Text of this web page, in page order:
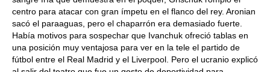
centro para atacar con gran ímpetu en el flanco del rey. Aronian
sacó el paraaguas, pero el chaparrón era demasiado fuerte.
Había motivos para sospechar que Ivanchuk ofreció tablas en
una posición muy ventajosa para ver en la tele el partido de
fútbol entre el Real Madrid y el Liverpool. Pero el ucranio explicó